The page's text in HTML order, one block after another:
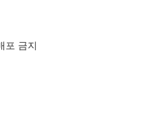
포 금지